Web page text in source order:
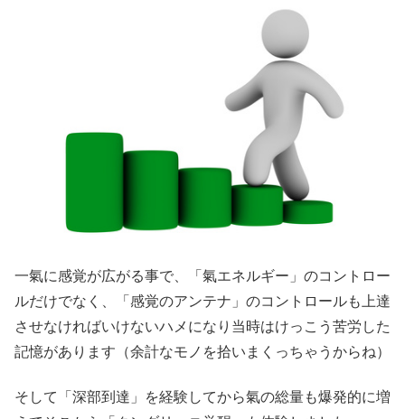
一氣に感覚が広がる事で、「氣エネルギー」のコントロー
ルだけでなく、「感覚のアンテナ」のコントロールも上達
させなければいけないハメになり当時はけっこう苦労した
記憶があります（余計なモノを拾いまくっちゃうからね）
そして「深部到達」を経験してから氣の総量も爆発的に増